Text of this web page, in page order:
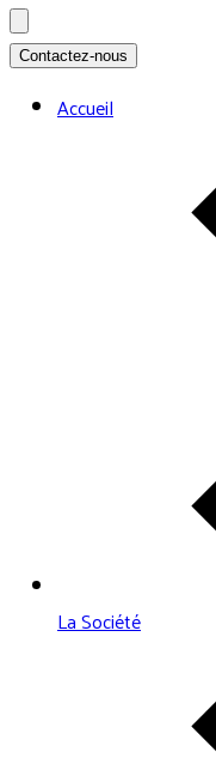
Contactez-nous
Accueil
La Société